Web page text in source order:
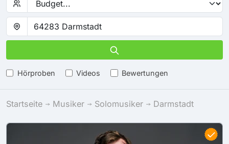
Hörproben Videos Bewertungen
Startseite Musiker Solomusiker Darmstadt